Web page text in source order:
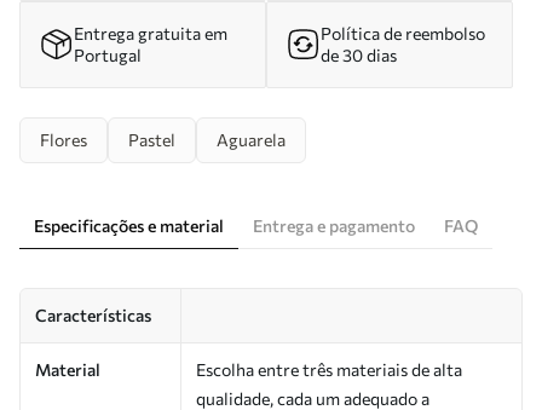
Entrega gratuita em
Portugal
Política de reembolso
de 30 dias
Flores Pastel Aguarela
Especificações e material Entrega e pagamento FAQ
Características
Material
Escolha entre três materiais de alta
qualidade, cada um adequado a